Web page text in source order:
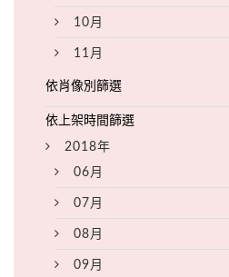
10月
11月
2018年
06月
07月
08月
09月